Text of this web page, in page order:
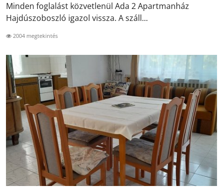
Minden foglalást közvetlenül Ada 2 Apartmanház
Hajdúszoboszló igazol vissza. A száll...
2004 megtekintés